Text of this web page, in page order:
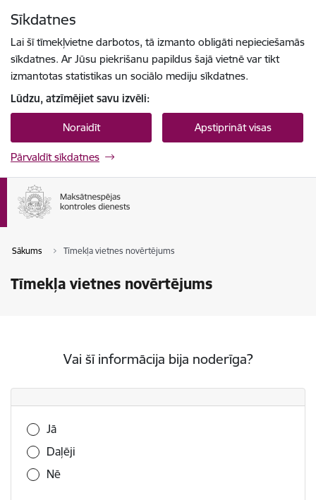
Sīkdatnes
Lai šī tīmekļvietne darbotos, tā izmanto obligāti nepieciešamās
sīkdatnes. Ar Jūsu piekrišanu papildus šajā vietnē var tikt
izmantotas statistikas un sociālo mediju sīkdatnes.
Lūdzu, atzīmējiet savu izvēli:
Noraidīt Apstiprināt visas
Pārvaldīt sīkdatnes
Sākums Tīmekļa vietnes novērtējums
Tīmekļa vietnes novērtējums
Vai šī informācija bija noderīga?
Vai šī informācija bija noderīga?
Jā
Daļēji
Nē